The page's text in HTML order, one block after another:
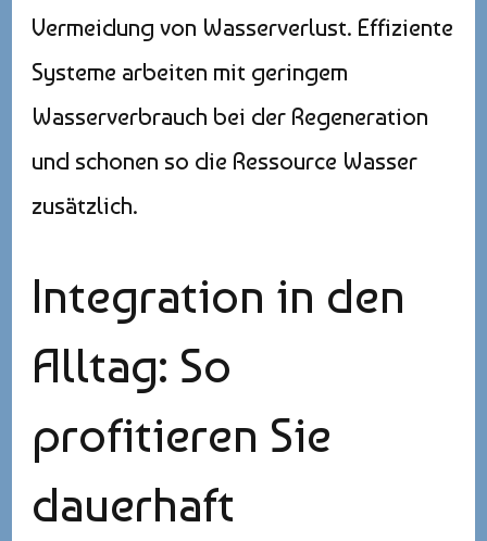
Vermeidung von Wasserverlust. Effiziente
Systeme arbeiten mit geringem
Wasserverbrauch bei der Regeneration
und schonen so die Ressource Wasser
zusätzlich.
Integration in den
Alltag: So
profitieren Sie
dauerhaft